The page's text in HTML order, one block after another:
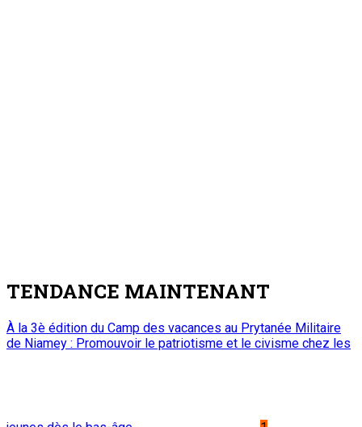
TENDANCE MAINTENANT
À la 3è édition du Camp des vacances au Prytanée Militaire
de Niamey : Promouvoir le patriotisme et le civisme chez les